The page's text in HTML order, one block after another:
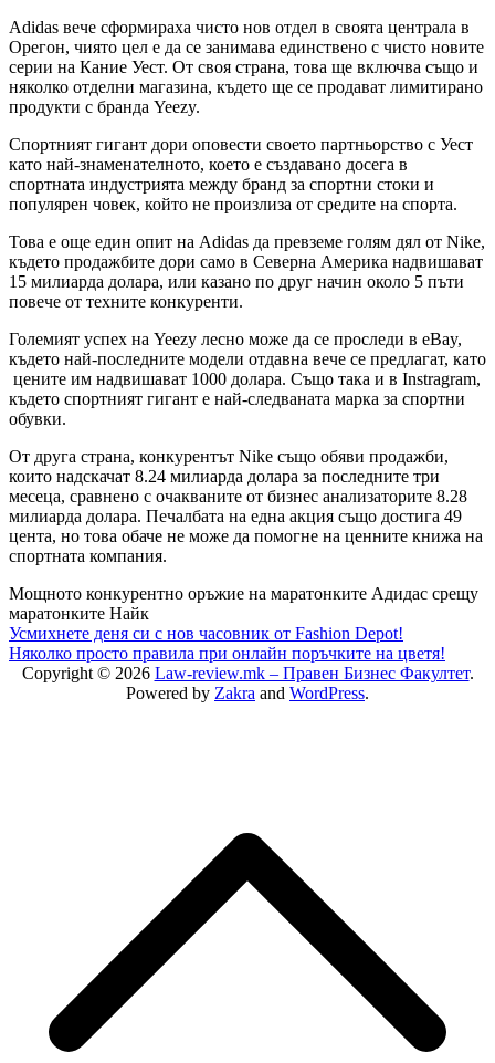
Adidas вече сформираха чисто нов отдел в своята централа в
Орегон, чиято цел е да се занимава единствено с чисто новите
серии на Кание Уест. От своя страна, това ще включва също и
няколко отделни магазина, където ще се продават лимитирано
продукти с бранда Yeezy.
Спортният гигант дори оповести своето партньорство с Уест
като най-знаменателното, което е създавано досега в
спортната индустрията между бранд за спортни стоки и
популярен човек, който не произлиза от средите на спорта.
Това е още един опит на Adidas да превземе голям дял от Nike,
където продажбите дори само в Северна Америка надвишават
15 милиарда долара, или казано по друг начин около 5 пъти
повече от техните конкуренти.
Големият успех на Yeezy лесно може да се проследи в eBay,
където най-последните модели отдавна вече се предлагат, като
цените им надвишават 1000 долара. Също така и в Instragram,
където спортният гигант е най-следваната марка за спортни
обувки.
От друга страна, конкурентът Nike също обяви продажби,
които надскачат 8.24 милиарда долара за последните три
месеца, сравнено с очакваните от бизнес анализаторите 8.28
милиарда долара. Печалбата на една акция също достига 49
цента, но това обаче не може да помогне на ценните книжа на
спортната компания.
Мощното конкурентно оръжие на маратонките Адидас срещу
маратонките Найк
Post
navigation
Усмихнете деня си с нов часовник от Fashion Depot!
Няколко просто правила при онлайн поръчките на цветя!
Copyright © 2026 Law-review.mk – Правен Бизнес Факултет.
Powered by Zakra and WordPress.